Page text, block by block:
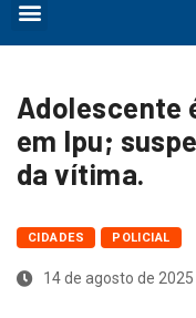
Adolescente
em Ipu;
da vítima.
CIDADES POLICIAL
14 de agosto de 2025